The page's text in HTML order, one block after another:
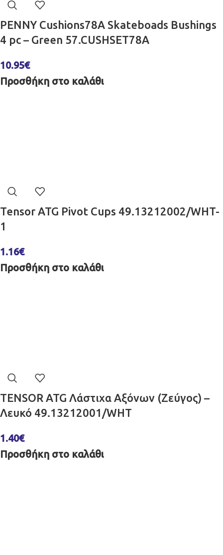
PENNY Cushions78A Skateboads Bushings
4 pc – Green 57.CUSHSET78A
10.95€
Προσθήκη στο καλάθι
Tensor ATG Pivot Cups 49.13212002/WHT-
1
1.16€
Προσθήκη στο καλάθι
TENSOR ATG Λάστιχα Αξόνων (Ζεύγος) –
Λευκό 49.13212001/WHT
1.40€
Προσθήκη στο καλάθι